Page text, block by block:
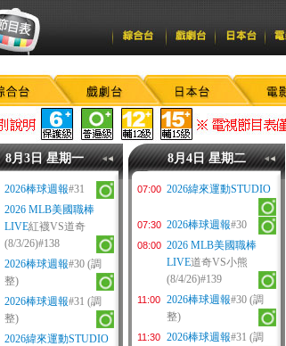
8月3日 星期一
2026棒球週報#31
2026 MLB美國職棒
LIVE紅襪VS道奇
(8/3/26)#138
2026棒球週報#30 (調
整)
2026棒球週報#31 (調
整)
2026緯來運動STUDIO
8月4日 星期二
07:00 2026緯來運動STUDIO
07:30 2026棒球週報#30
08:00 2026 MLB美國職棒
LIVE道奇VS小熊
(8/4/26)#139
11:00 2026棒球週報#30 (調
整)
11:30 2026棒球週報#31 (調